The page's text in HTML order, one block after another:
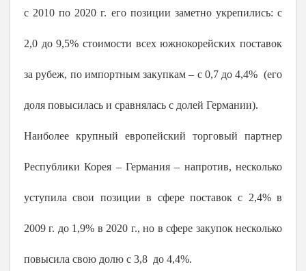
с 2010 по 2020 г. его позиции заметно укрепились: с
2,0 до 9,5% стоимости всех южнокорейских поставок
за рубеж, по импортным закупкам – с 0,7 до 4,4% (его
доля повысилась и сравнялась с долей Германии).
Наиболее крупный европейский торговый партнер
Республики Корея – Германия – напротив, несколько
уступила свои позиции в сфере поставок с 2,4% в
2009 г. до 1,9% в 2020 г., но в сфере закупок несколько
повысила свою долю с 3,8 до 4,4%.